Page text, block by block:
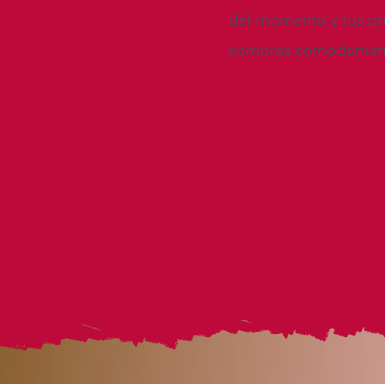
del momento y tus
compras